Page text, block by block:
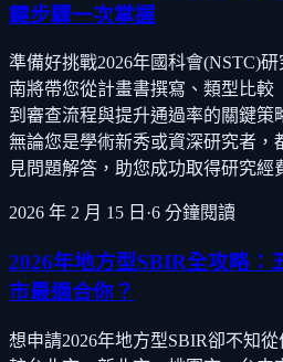
鍵步驟一次掌握
準備好挑戰2026年國科會(NSTC)
南將帶您從計畫書撰寫、類型比較
到審查流程與提升通過率的關鍵策
無論您是學術新秀或資深研究者，
見問題解答，助您成功取得研究經
2026 年 2 月 15 日 ·6 分鐘閱讀
2026年地方型SBIR全攻略：
市最適合你？
想申請2026年地方型SBIR卻不知